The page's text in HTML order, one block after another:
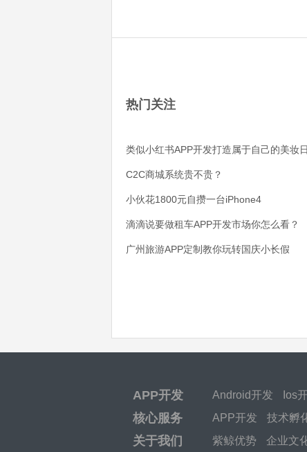
热门关注
类似小红书APP开发打造属于自己的美妆
C2C商城系统贵不贵？
小伙花1800元自攒一台iPhone4
滴滴说要做租车APP开发市场你怎么看？
广州旅游APP定制教你玩转国庆小长假
APP开发 Android开发 Ios
核心服务 APP开发 技术孵
关于我们 紫鲸优势 企业文